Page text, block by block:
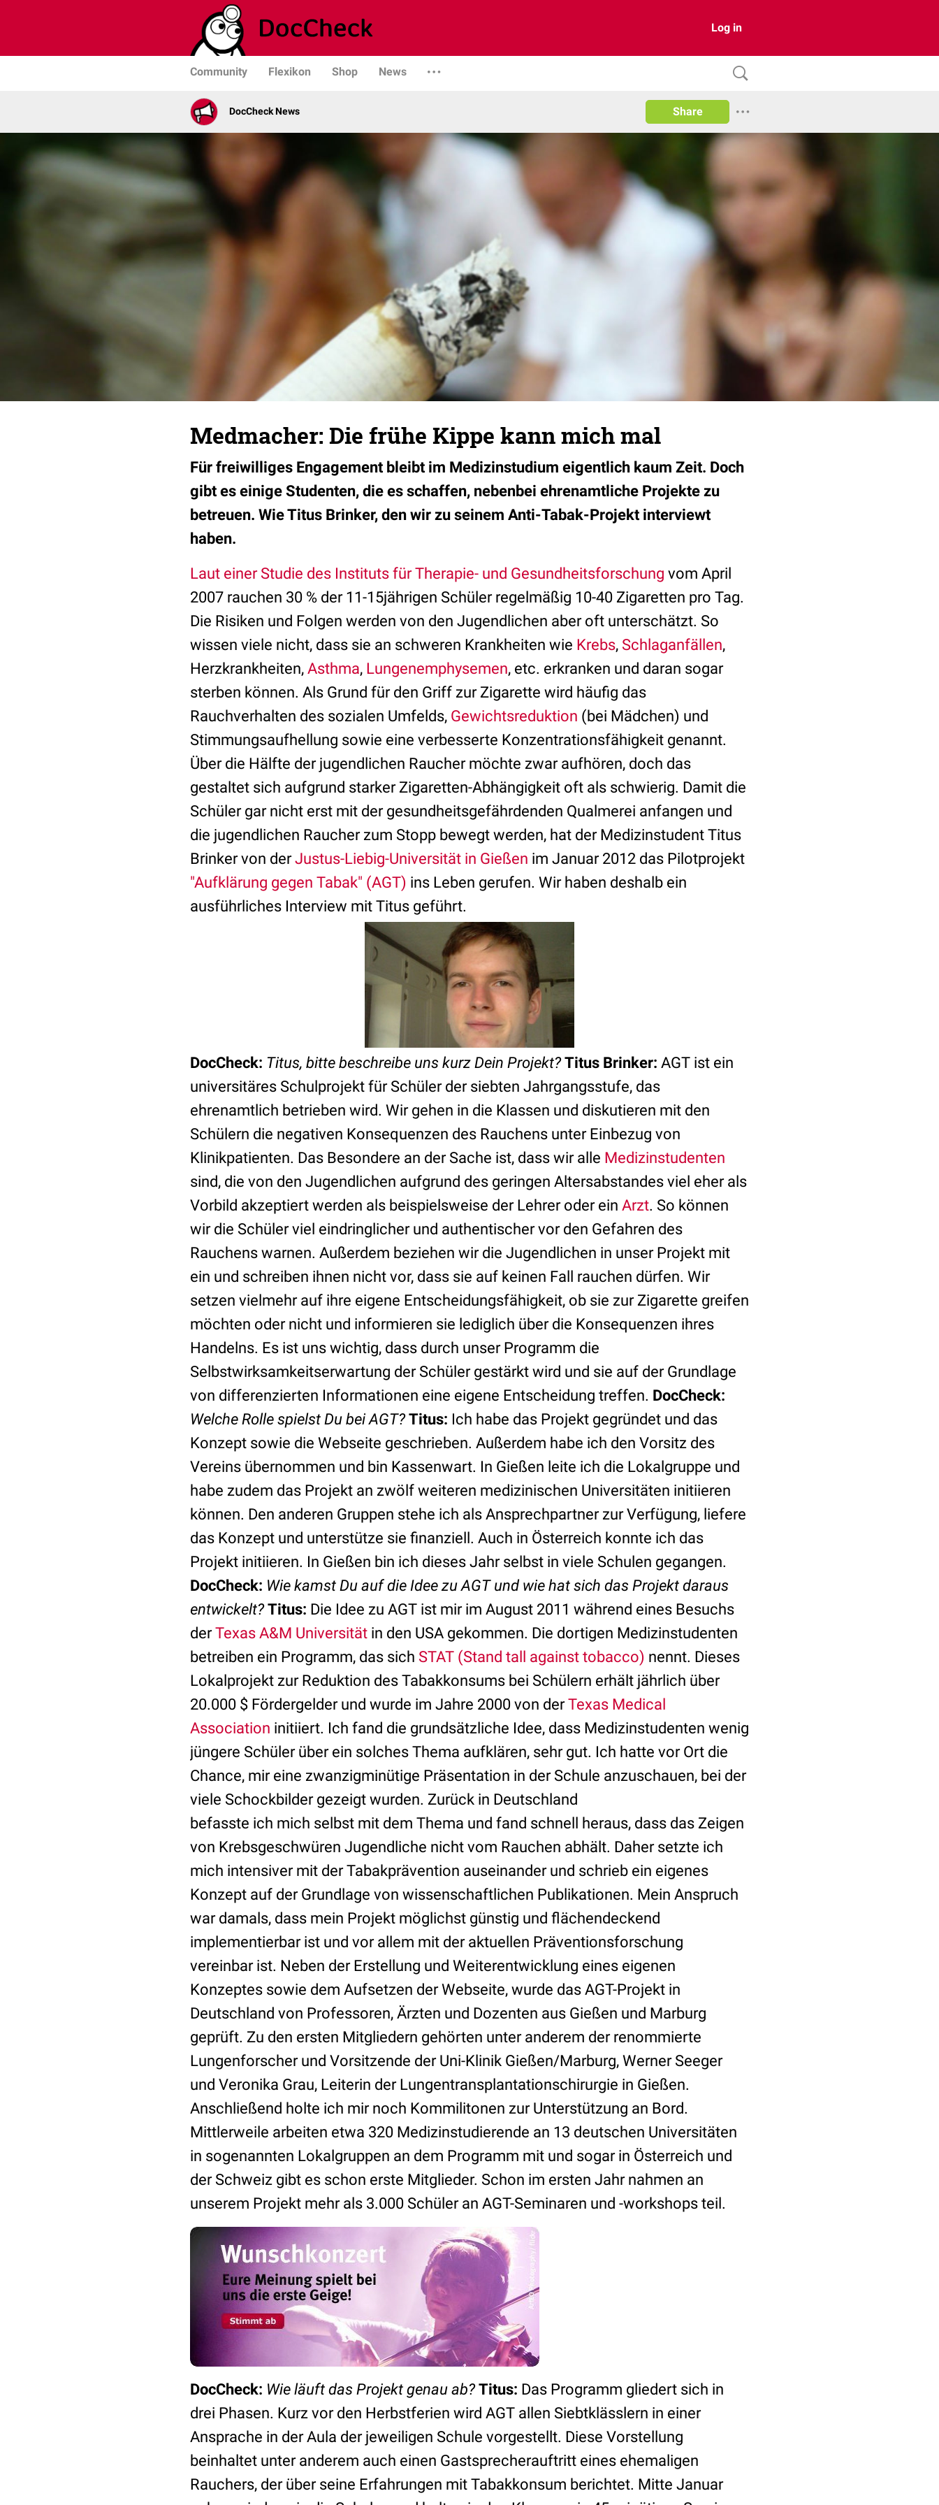
Log in
Community Flexikon Shop News
DocCheck News Share
Medmacher: Die frühe Kippe kann mich mal
Für freiwilliges Engagement bleibt im Medizinstudium eigentlich kaum Zeit. Doch
gibt es einige Studenten, die es schaffen, nebenbei ehrenamtliche Projekte zu
betreuen. Wie Titus Brinker, den wir zu seinem Anti-Tabak-Projekt interviewt
haben.
Laut einer Studie des Instituts für Therapie- und Gesundheitsforschung vom April
2007 rauchen 30 % der 11-15jährigen Schüler regelmäßig 10-40 Zigaretten pro Tag.
Die Risiken und Folgen werden von den Jugendlichen aber oft unterschätzt. So
wissen viele nicht, dass sie an schweren Krankheiten wie Krebs, Schlaganfällen,
Herzkrankheiten, Asthma, Lungenemphysemen, etc. erkranken und daran sogar
sterben können. Als Grund für den Griff zur Zigarette wird häufig das
Rauchverhalten des sozialen Umfelds, Gewichtsreduktion (bei Mädchen) und
Stimmungsaufhellung sowie eine verbesserte Konzentrationsfähigkeit genannt.
Über die Hälfte der jugendlichen Raucher möchte zwar aufhören, doch das
gestaltet sich aufgrund starker Zigaretten-Abhängigkeit oft als schwierig. Damit die
Schüler gar nicht erst mit der gesundheitsgefährdenden Qualmerei anfangen und
die jugendlichen Raucher zum Stopp bewegt werden, hat der Medizinstudent Titus
Brinker von derJustus-Liebig-Universität in Gießen im Januar 2012 das Pilotprojekt
"Aufklärung gegen Tabak" (AGT) ins Leben gerufen. Wir haben deshalb ein
ausführliches Interview mit Titus geführt.
DocCheck: Titus, bitte beschreibe uns kurz Dein Projekt? Titus Brinker: AGT ist ein
universitäres Schulprojekt für Schüler der siebten Jahrgangsstufe, das
ehrenamtlich betrieben wird. Wir gehen in die Klassen und diskutieren mit den
Schülern die negativen Konsequenzen des Rauchens unter Einbezug von
Klinikpatienten. Das Besondere an der Sache ist, dass wir alle Medizinstudenten
sind, die von den Jugendlichen aufgrund des geringen Altersabstandes viel eher als
Vorbild akzeptiert werden als beispielsweise der Lehrer oder ein Arzt. So können
wir die Schüler viel eindringlicher und authentischer vor den Gefahren des
Rauchens warnen. Außerdem beziehen wir die Jugendlichen in unser Projekt mit
ein und schreiben ihnen nicht vor, dass sie auf keinen Fall rauchen dürfen. Wir
setzen vielmehr auf ihre eigene Entscheidungsfähigkeit, ob sie zur Zigarette greifen
möchten oder nicht und informieren sie lediglich über die Konsequenzen ihres
Handelns. Es ist uns wichtig, dass durch unser Programm die
Selbstwirksamkeitserwartung der Schüler gestärkt wird und sie auf der Grundlage
von differenzierten Informationen eine eigene Entscheidung treffen. DocCheck:
Welche Rolle spielst Du bei AGT? Titus: Ich habe das Projekt gegründet und das
Konzept sowie die Webseite geschrieben. Außerdem habe ich den Vorsitz des
Vereins übernommen und bin Kassenwart. In Gießen leite ich die Lokalgruppe und
habe zudem das Projekt an zwölf weiteren medizinischen Universitäten initiieren
können. Den anderen Gruppen stehe ich als Ansprechpartner zur Verfügung, liefere
das Konzept und unterstütze sie finanziell. Auch in Österreich konnte ich das
Projekt initiieren. In Gießen bin ich dieses Jahr selbst in viele Schulen gegangen.
DocCheck: Wie kamst Du auf die Idee zu AGT und wie hat sich das Projekt daraus
entwickelt? Titus: Die Idee zu AGT ist mir im August 2011 während eines Besuchs
derTexas A&M Universität in den USA gekommen. Die dortigen Medizinstudenten
betreiben ein Programm, das sich STAT (Stand tall against tobacco) nennt. Dieses
Lokalprojekt zur Reduktion des Tabakkonsums bei Schülern erhält jährlich über
20.000 $ Fördergelder und wurde im Jahre 2000 von derTexas Medical
Association initiiert. Ich fand die grundsätzliche Idee, dass Medizinstudenten wenig
jüngere Schüler über ein solches Thema aufklären, sehr gut. Ich hatte vor Ort die
Chance, mir eine zwanzigminütige Präsentation in der Schule anzuschauen, bei der
viele Schockbilder gezeigt wurden. Zurück in Deutschland
befasste ich mich selbst mit dem Thema und fand schnell heraus, dass das Zeigen
von Krebsgeschwüren Jugendliche nicht vom Rauchen abhält. Daher setzte ich
mich intensiver mit der Tabakprävention auseinander und schrieb ein eigenes
Konzept auf der Grundlage von wissenschaftlichen Publikationen. Mein Anspruch
war damals, dass mein Projekt möglichst günstig und flächendeckend
implementierbar ist und vor allem mit der aktuellen Präventionsforschung
vereinbar ist. Neben der Erstellung und Weiterentwicklung eines eigenen
Konzeptes sowie dem Aufsetzen der Webseite, wurde das AGT-Projekt in
Deutschland von Professoren, Ärzten und Dozenten aus Gießen und Marburg
geprüft. Zu den ersten Mitgliedern gehörten unter anderem der renommierte
Lungenforscher und Vorsitzende der Uni-Klinik Gießen/Marburg, Werner Seeger
und Veronika Grau, Leiterin der Lungentransplantationschirurgie in Gießen.
Anschließend holte ich mir noch Kommilitonen zur Unterstützung an Bord.
Mittlerweile arbeiten etwa 320 Medizinstudierende an 13 deutschen Universitäten
in sogenannten Lokalgruppen an dem Programm mit und sogar in Österreich und
der Schweiz gibt es schon erste Mitglieder. Schon im ersten Jahr nahmen an
unserem Projekt mehr als 3.000 Schüler an AGT-Seminaren und -workshops teil.
DocCheck: Wie läuft das Projekt genau ab? Titus: Das Programm gliedert sich in
drei Phasen. Kurz vor den Herbstferien wird AGT allen Siebtklässlern in einer
Ansprache in der Aula der jeweiligen Schule vorgestellt. Diese Vorstellung
beinhaltet unter anderem auch einen Gastsprecherauftritt eines ehemaligen
Rauchers, der über seine Erfahrungen mit Tabakkonsum berichtet. Mitte Januar